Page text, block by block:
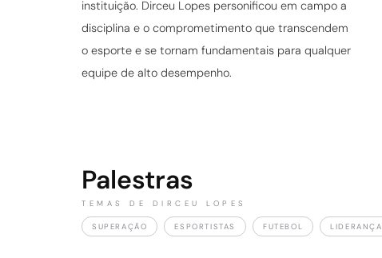
instituição. Dirceu Lopes personificou em campo a
disciplina e o comprometimento que transcendem
o esporte e se tornam fundamentais para qualquer
equipe de alto desempenho.
Palestras
TEMAS DE DIRCEU LOPES
SUPERAÇÃO ESPORTISTAS FUTEBOL LIDERANÇA